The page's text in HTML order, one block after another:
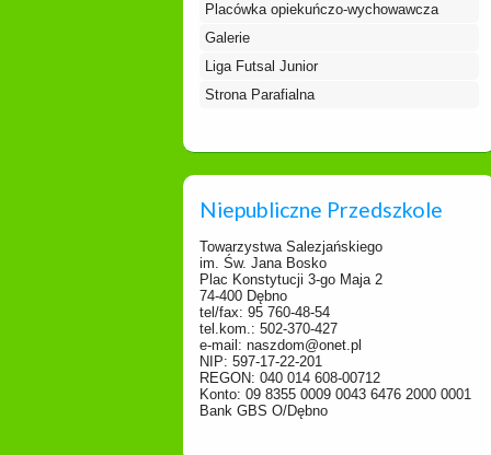
Placówka opiekuńczo-wychowawcza
Galerie
Liga Futsal Junior
Strona Parafialna
Niepubliczne Przedszkole
Towarzystwa Salezjańskiego
im. Św. Jana Bosko
Plac Konstytucji 3-go Maja 2
74-400 Dębno
tel/fax: 95 760-48-54
tel.kom.: 502-370-427
e-mail: naszdom@onet.pl
NIP: 597-17-22-201
REGON: 040 014 608-00712
Konto: 09 8355 0009 0043 6476 2000 0001
Bank GBS O/Dębno